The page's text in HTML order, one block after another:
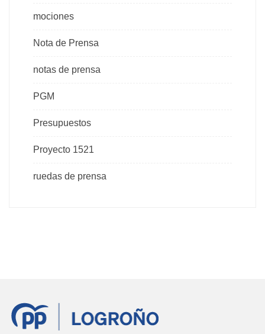
mociones
Nota de Prensa
notas de prensa
PGM
Presupuestos
Proyecto 1521
ruedas de prensa